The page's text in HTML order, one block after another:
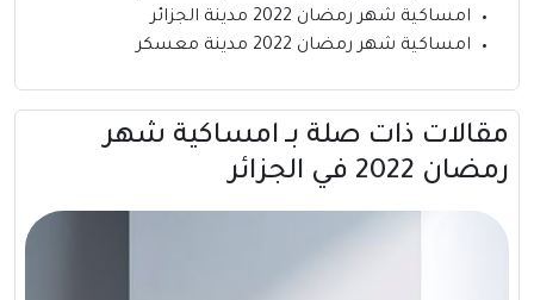
امساكية شهر رمضان 2022 مدينة الجزائر
امساكية شهر رمضان 2022 مدينة معسكر
مقالات ذات صلة بــ امساكية شهر
رمضان 2022 في الجزائر